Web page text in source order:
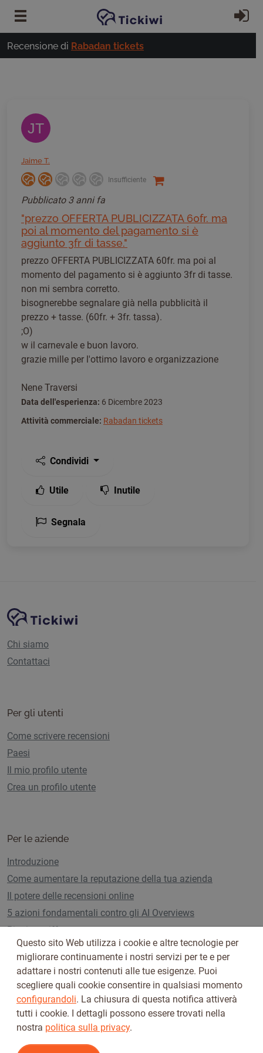
Vai al contenuto principale
Recensione di Rabadan tickets
JT
Jaime T.
Insufficiente
Pubblicato 3 anni fa
"prezzo OFFERTA PUBLICIZZATA 60fr. ma
poi al momento del pagamento si è
aggiunto 3fr di tasse."
prezzo OFFERTA PUBLICIZZATA 60fr. ma poi al
momento del pagamento si è aggiunto 3fr di tasse.
non mi sembra corretto.
bisognerebbe segnalare già nella pubblicità il
prezzo + tasse. (60fr. + 3fr. tassa).
;O)
w il carnevale e buon lavoro.
grazie mille per l'ottimo lavoro e organizzazione
Nene Traversi
Data dell'esperienza: 6 Dicembre 2023
Attività commerciale: Rabadan tickets
Condividi
Utile Inutile
Segnala
Navigazione del sito
Piattaforma Tickiwi
Chi siamo
Contattaci
Per gli utenti
Come scrivere recensioni
Paesi
Il mio profilo utente
Crea un profilo utente
Per le aziende
Introduzione
Come aumentare la reputazione della tua azienda
Il potere delle recensioni online
5 azioni fondamentali contro gli AI Overviews
Piani e tariffe
Seguici su
Questo sito Web utilizza i cookie e altre tecnologie per
migliorare continuamente i nostri servizi per te e per
adattare i nostri contenuti alle tue esigenze. Puoi
scegliere quali cookie consentire in qualsiasi momento
configurandoli. La chiusura di questa notifica attiverà
tutti i cookie. I dettagli possono essere trovati nella
nostra politica sulla privacy.